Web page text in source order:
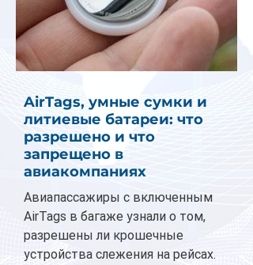
AirTags, умные сумки и
литиевые батареи: что
разрешено и что
запрещено в
авиакомпаниях
Авиапассажиры с включенным
AirTags в багаже узнали о том,
разрешены ли крошечные
устройства слежения на рейсах.